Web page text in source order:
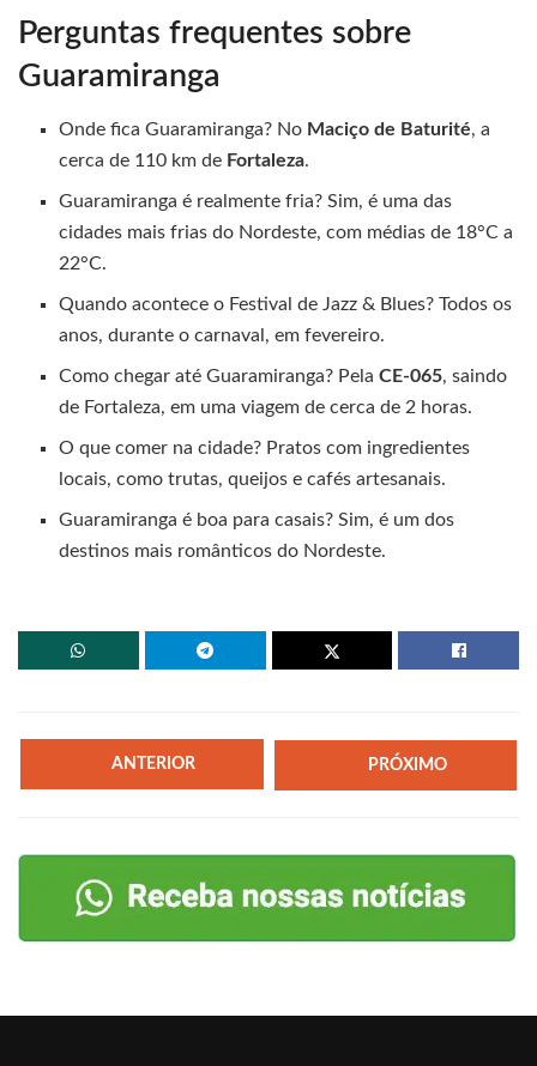
Perguntas frequentes sobre
Guaramiranga
Onde fica Guaramiranga? No Maciço de Baturité, a
cerca de 110 km de Fortaleza.
Guaramiranga é realmente fria? Sim, é uma das
cidades mais frias do Nordeste, com médias de 18°C a
22°C.
Quando acontece o Festival de Jazz & Blues? Todos os
anos, durante o carnaval, em fevereiro.
Como chegar até Guaramiranga? PelaCE-065, saindo
de Fortaleza, em uma viagem de cerca de 2 horas.
O que comer na cidade? Pratos com ingredientes
locais, como trutas, queijos e cafés artesanais.
Guaramiranga é boa para casais? Sim, é um dos
destinos mais românticos do Nordeste.
ANTERIOR PRÓXIMO